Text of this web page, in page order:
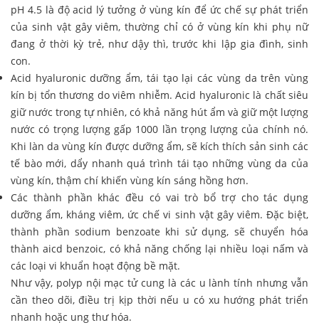
pH 4.5 là độ acid lý tưởng ở vùng kín để ức chế sự phát triển
của sinh vật gây viêm, thường chỉ có ở vùng kín khi phụ nữ
đang ở thời kỳ trẻ, như dậy thì, trước khi lập gia đình, sinh
con.
Acid hyaluronic dưỡng ẩm, tái tạo lại các vùng da trên vùng
kín bị tổn thương do viêm nhiễm. Acid hyaluronic là chất siêu
giữ nước trong tự nhiên, có khả năng hút ẩm và giữ một lượng
nước có trọng lượng gấp 1000 lần trọng lượng của chính nó.
Khi làn da vùng kín được dưỡng ẩm, sẽ kích thích sản sinh các
tế bào mới, dẩy nhanh quá trình tái tạo những vùng da của
vùng kín, thậm chí khiến vùng kín sáng hồng hơn.
Các thành phần khác đều có vai trò bổ trợ cho tác dụng
dưỡng ẩm, kháng viêm, ức chế vi sinh vật gây viêm. Đặc biệt,
thành phần sodium benzoate khi sử dụng, sẽ chuyển hóa
thành aicd benzoic, có khả năng chống lại nhiều loại nấm và
các loại vi khuẩn hoạt động bề mặt.
Như vậy, polyp nội mạc tử cung là các u lành tính nhưng vẫn
cần theo dõi, điều trị kịp thời nếu u có xu hướng phát triển
nhanh hoặc ung thư hóa.